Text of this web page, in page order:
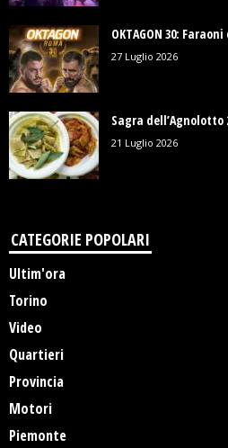
OKTAGON 30:
27 Luglio 2026
Sagra dell’Agnolotto
21 Luglio 2026
CATEGORIE POPOLARI
Ultim'ora
Torino
Video
Quartieri
Provincia
Motori
Piemonte